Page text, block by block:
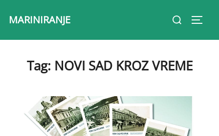
MARINIRANJE
Search
Tag: NOVI SAD KROZ VREME